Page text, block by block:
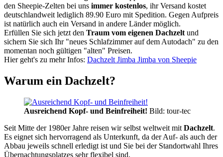
den Sheepie-Zelten bei uns immer kostenlos, ihr Versand kostet
deutschlandweit lediglich 89.90 Euro mit Spedition. Gegen Aufpreis
ist natürlich auch ein Versand in andere Länder möglich.
Erfüllen Sie sich jetzt den Traum vom eigenen Dachzelt und
sichern Sie sich Ihr "neues Schlafzimmer auf dem Autodach" zu den
momentan noch gültigen "alten" Preisen.
Hier geht's zu mehr Infos: Dachzelt Jimba Jimba von Sheepie
Warum ein Dachzelt?
Ausreichend Kopf- und Beinfreiheit! Bild: tour-tec
Seit Mitte der 1980er Jahre reisen wir selbst weltweit mit Dachzelt.
Es eignet sich hervorragend als Unterkunft, da der Auf- als auch der
Abbau jeweils schnell erledigt ist und Sie bei der Standortwahl Ihres
Übernachtungsplatzes sehr flexibel sind.